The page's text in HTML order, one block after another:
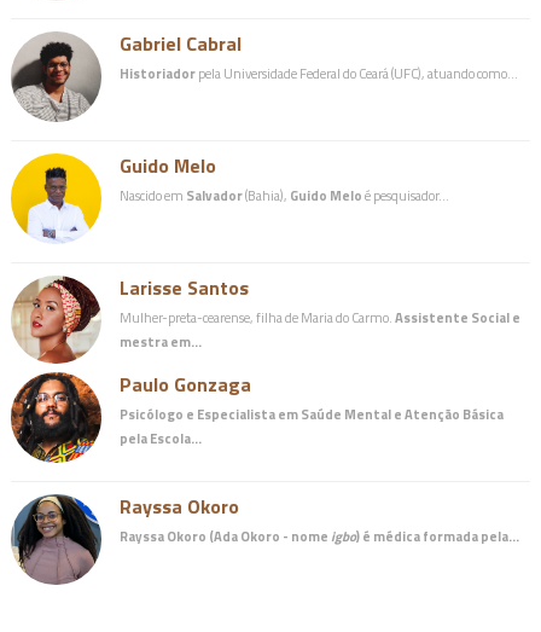
Gabriel Cabral
Historiadorpela Universidade Federal do Ceará (UFC), atuando como…
Guido Melo
Nascido em Salvador(Bahia), Guido Meloé pesquisador…
Larisse Santos
Mulher-preta-cearense, filha de Maria do Carmo.Assistente Social e
mestra em…
Paulo Gonzaga
Psicólogo e Especialista em Saúde Mental e Atenção Básica
pela Escola…
Rayssa Okoro
Rayssa Okoro (Ada Okoro - nome igbo) é médicaformada pela…